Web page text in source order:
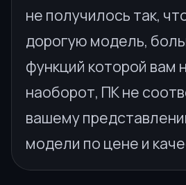
не получилось так,
дорогую модель,
функций которой вам
наоборот, ПК не
вашему
модели по цене и